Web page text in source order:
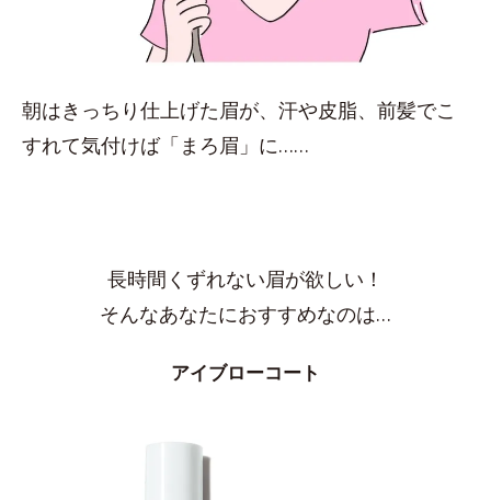
朝はきっちり仕上げた眉が、汗や皮脂、前髪でこ
すれて気付けば「まろ眉」に……
長時間くずれない眉が欲しい！
そんなあなたにおすすめなのは…
アイブローコート